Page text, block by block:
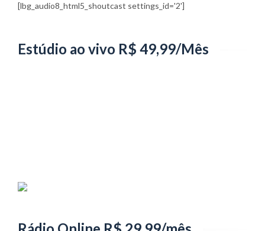
[lbg_audio8_html5_shoutcast settings_id='2']
Estúdio ao vivo R$ 49,99/Mês